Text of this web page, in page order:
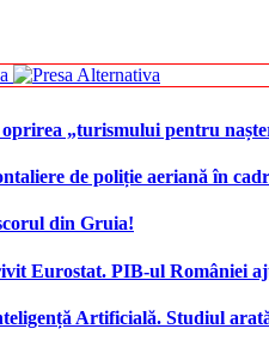
„turismului pentru
de poliție aeriană în
din Gruia!
Eurostat. PIB-ul României
Artificială. Studiul